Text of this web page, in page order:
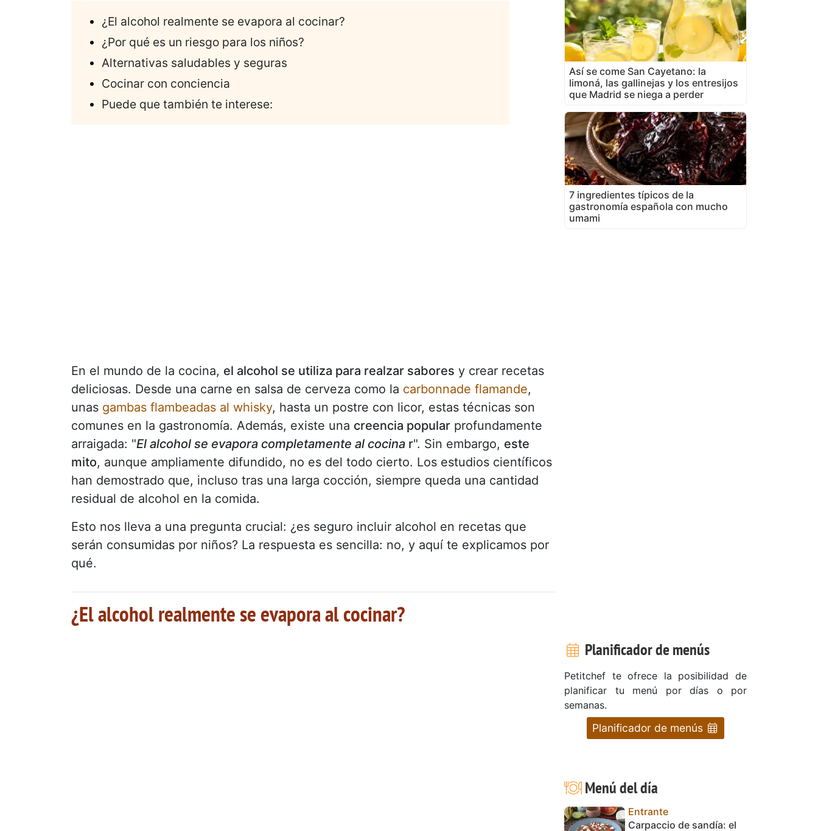
¿El alcohol realmente se evapora al cocinar?
¿Por qué es un riesgo para los niños?
Alternativas saludables y seguras
Cocinar con conciencia
Puede que también te interese:
En el mundo de la cocina, el alcohol se utiliza para realzar sabores y crear recetas
deliciosas. Desde una carne en salsa de cerveza como la carbonnade flamande,
unas gambas flambeadas al whisky, hasta un postre con licor, estas técnicas son
comunes en la gastronomía. Además, existe una creencia popular profundamente
arraigada: "El alcohol se evapora completamente al cocina r". Sin embargo, este
mito, aunque ampliamente difundido, no es del todo cierto. Los estudios científicos
han demostrado que, incluso tras una larga cocción, siempre queda una cantidad
residual de alcohol en la comida.
Esto nos lleva a una pregunta crucial: ¿es seguro incluir alcohol en recetas que
serán consumidas por niños? La respuesta es sencilla: no, y aquí te explicamos por
qué.
¿El alcohol realmente se evapora al cocinar?
Así se come San Cayetano: la
limoná, las gallinejas y los entresijos
que Madrid se niega a perder
7 ingredientes típicos de la
gastronomía española con mucho
umami
Planificador de menús
Petitchef te ofrece la posibilidad de
planificar tu menú por días o por
semanas.
Planificador de menús
Menú del día
Entrante
Carpaccio de sandía: el